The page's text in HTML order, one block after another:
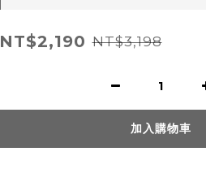
NT$2,190 NT$3,198
加入購物車